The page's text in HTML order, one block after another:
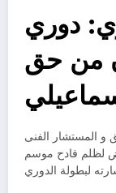
دوري
من حق
و المستشار الفنى
لظلم فادح موسم